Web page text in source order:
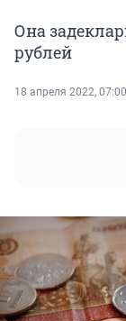
Она
рублей
18 апреля 2022, 07:00